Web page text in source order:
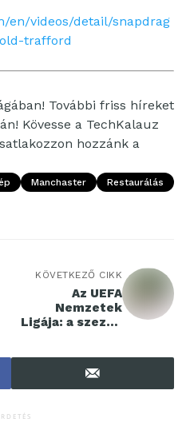
en/videos/detail/snapdrag
trafford
További friss híreket
Kövesse a TechKalauz
hozzánk a
Manchaster
Restaurálás
KÖVETKEZŐ CIKK
Az UEFA
Nemzetek
Ligája: a szezon